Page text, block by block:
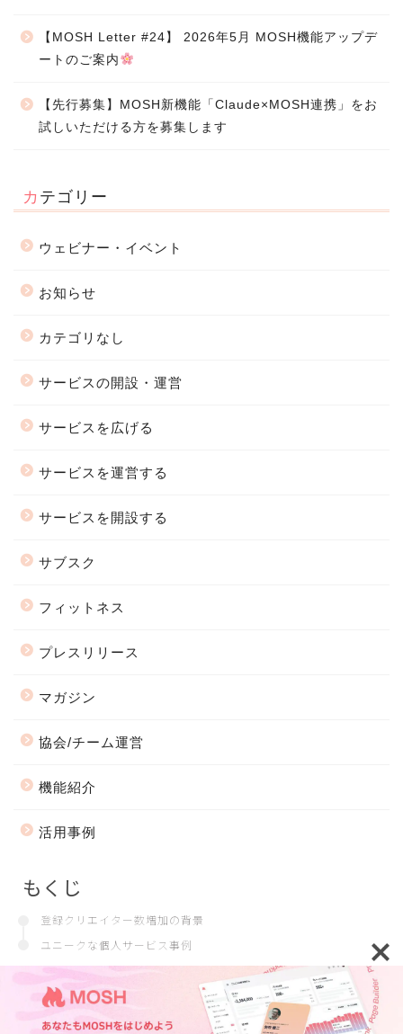
【MOSH Letter #24】 2026年5月 MOSH機能アップデ
ートのご案内
【先行募集】MOSH新機能「Claude×MOSH連携」をお
試しいただける方を募集します
カテゴリー
ウェビナー・イベント
お知らせ
カテゴリなし
サービスの開設・運営
サービスを広げる
サービスを運営する
サービスを開設する
サブスク
フィットネス
プレスリリース
マガジン
協会/チーム運営
機能紹介
活用事例
もくじ
登録クリエイター数増加の背景
ユニークな個人サービス事例
会社情報 プライバシーポリシー
2018–2026 MOSH Magazine